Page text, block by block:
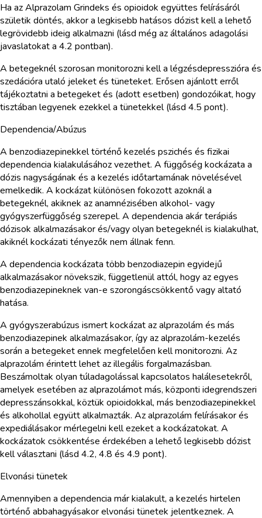
Ha az Alprazolam Grindeks és opioidok együttes felírásáról
születik döntés, akkor a legkisebb hatásos dózist kell a lehető
legrövidebb ideig alkalmazni (lásd még az általános adagolási
javaslatokat a 4.2 pontban).
A betegeknél szorosan monitorozni kell a légzésdepresszióra és
szedációra utaló jeleket és tüneteket. Erősen ajánlott erről
tájékoztatni a betegeket és (adott esetben) gondozóikat, hogy
tisztában legyenek ezekkel a tünetekkel (lásd 4.5 pont).
Dependencia/Abúzus
A benzodiazepinekkel történő kezelés pszichés és fizikai
dependencia kialakulásához vezethet. A függőség kockázata a
dózis nagyságának és a kezelés időtartamának növelésével
emelkedik. A kockázat különösen fokozott azoknál a
betegeknél, akiknek az anamnézisében alkohol- vagy
gyógyszerfüggőség szerepel. A dependencia akár terápiás
dózisok alkalmazásakor és/vagy olyan betegeknél is kialakulhat,
akiknél kockázati tényezők nem állnak fenn.
A dependencia kockázata több benzodiazepin egyidejű
alkalmazásakor növekszik, függetlenül attól, hogy az egyes
benzodiazepineknek van-e szorongáscsökkentő vagy altató
hatása.
A gyógyszerabúzus ismert kockázat az alprazolám és más
benzodiazepinek alkalmazásakor, így az alprazolám-kezelés
során a betegeket ennek megfelelően kell monitorozni. Az
alprazolám érintett lehet az illegális forgalmazásban.
Beszámoltak olyan túladagolással kapcsolatos halálesetekről,
amelyek esetében az alprazolámot más, központi idegrendszeri
depresszánsokkal, köztük opioidokkal, más benzodiazepinekkel
és alkohollal együtt alkalmazták. Az alprazolám felírásakor és
expediálásakor mérlegelni kell ezeket a kockázatokat. A
kockázatok csökkentése érdekében a lehető legkisebb dózist
kell választani (lásd 4.2, 4.8 és 4.9 pont).
Elvonási tünetek
Amennyiben a dependencia már kialakult, a kezelés hirtelen
történő abbahagyásakor elvonási tünetek jelentkeznek. A